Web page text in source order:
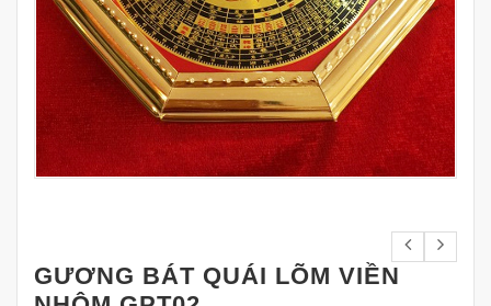
GƯƠNG BÁT QUÁI LÕM VIỀN